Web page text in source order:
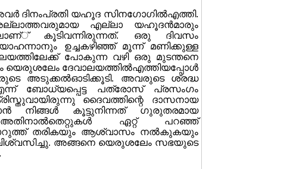
ദിനംപ്രതി യഹൂദ സിനഗോഗില്‍എത്തി.
എല്ലാ യഹൂദന്‍മാരും
കൂടിവന്നിരുന്നത്. ഒരു ദിവസം
ഉച്ചകഴിഞ്ഞ് മൂന്ന് മണിക്കുള്ള
പോകുന്ന വഴി ഒരു മുടന്തനെ
യെരുശലേം ദേവാലയത്തില്‍എത്തിയപ്പോള്‍
അടുക്കല്‍ഓടിക്കൂടി. അവരുടെ ശ്രദ്ധ
എന്ന് ബോധ്യപ്പെട്ട പത്രോസ് പ്രസംഗം
ദൈവത്തിന്റെ ദാസനായ
നിങ്ങള്‍ കൂട്ടുനിന്നത് ഗുരുതരമായ
അതിനാല്‍തെറ്റുകള്‍ ഏറ്റ് പറഞ്ഞ്
പൊറുത്ത് തരികയും ആശ്വാസം നല്‍കുകയും
അങ്ങനെ യെരുശലേം സഭയുടെ